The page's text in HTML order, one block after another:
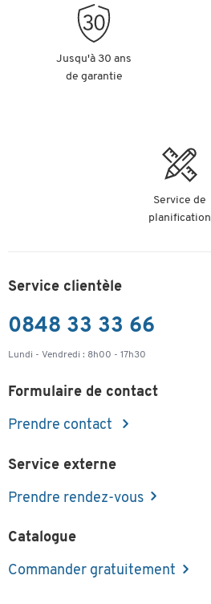
Jusqu'à 30 ans
de garantie
Service de
planification
Service clientèle
0848 33 33 66
Lundi - Vendredi : 8h00 - 17h30
Formulaire de contact
Prendre contact
Service externe
Prendre rendez-vous
Catalogue
Commander gratuitement